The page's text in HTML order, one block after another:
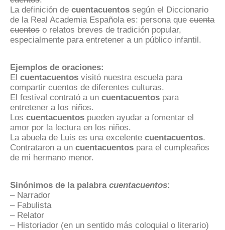
La definición de cuentacuentos según el Diccionario
de la Real Academia Española es: persona que cuenta
cuentos o relatos breves de tradición popular,
especialmente para entretener a un público infantil.
Ejemplos de oraciones:
El cuentacuentos visitó nuestra escuela para
compartir cuentos de diferentes culturas.
El festival contrató a un cuentacuentos para
entretener a los niños.
Los cuentacuentos pueden ayudar a fomentar el
amor por la lectura en los niños.
La abuela de Luis es una excelente cuentacuentos.
Contrataron a un cuentacuentos para el cumpleaños
de mi hermano menor.
Sinónimos de la palabra cuentacuentos:
– Narrador
– Fabulista
– Relator
– Historiador (en un sentido más coloquial o literario)